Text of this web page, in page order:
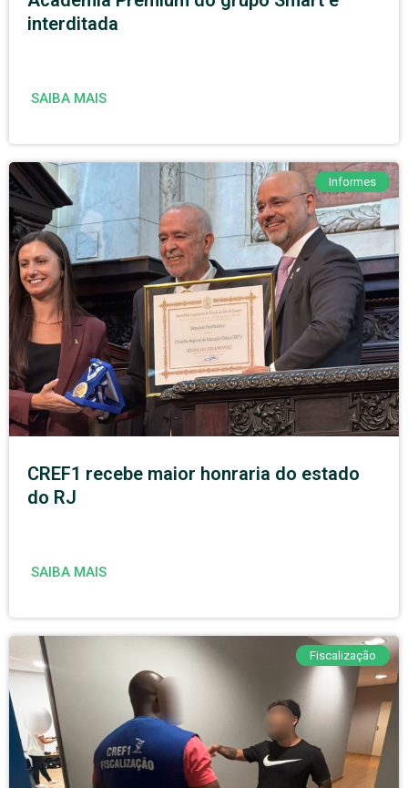
interditada
SAIBA MAIS
Informes
CREF1 recebe maior honraria do estado
do RJ
SAIBA MAIS
Fiscalização